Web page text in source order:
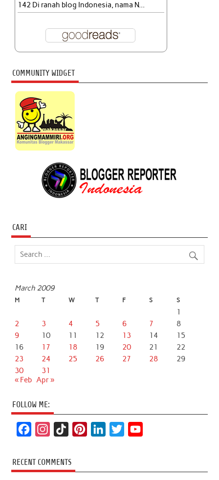
142 Di ranah blog Indonesia, nama N...
COMMUNITY WIDGET
CARI
March 2009
M T W T F S S
1
2
3 4 5 6 7
8
9
10 11 12 13 14
15
16
17 18 19 20 21
22
23
24 25 26 27 28
29
30
31
« Feb Apr »
FOLLOW ME:
c
e
s
t
k
T
t
k
t
T
RECENT COMMENTS